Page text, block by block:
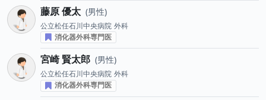
藤原 優太 男性
公立松任石川中央病院 外科
消化器外科専門医
宮崎 賢太郎 男性
公立松任石川中央病院 外科
消化器外科専門医